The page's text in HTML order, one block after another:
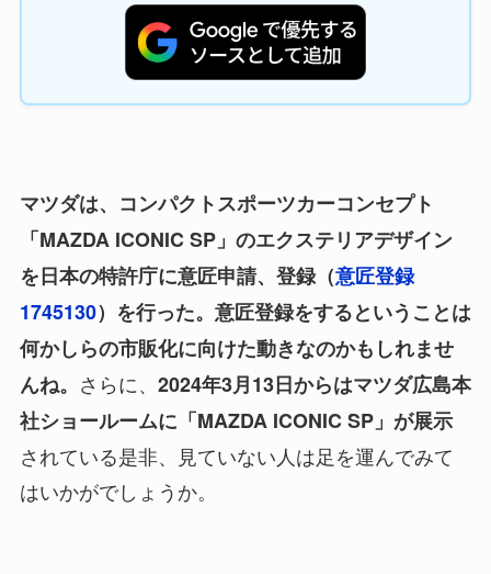
マツダは、コンパクトスポーツカーコンセプト
「MAZDA ICONIC SP」のエクステリアデザイン
を日本の特許庁に意匠申請、登録（意匠登録
1745130）を行った。意匠登録をするということは
何かしらの市販化に向けた動きなのかもしれませ
んね。 さらに、 2024年3月13日からはマツダ広島本
社ショールームに「MAZDA ICONIC SP」が展示
されている是非、見ていない人は足を運んでみて
はいかがでしょうか。